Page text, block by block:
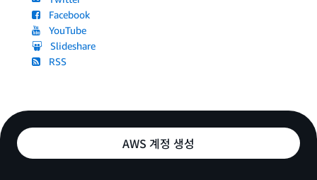
Facebook
YouTube
Slideshare
RSS
AWS 계정 생성